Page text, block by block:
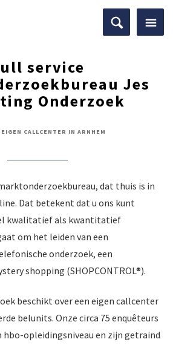
service
Jes
Onderzoek
CALLCENTER IN ARNHEM
dat thuis is in
Dat betekent dat u ons kunt
kwalitatief als kwantitatief
om het leiden van een
onderzoek, een
shopping (SHOPCONTROL®).
beschikt over een eigen callcenter
belunits. Onze circa 75 enquêteurs
hbo-opleidingsniveau en zijn getraind